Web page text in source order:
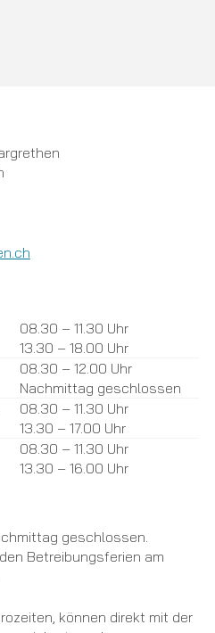
Öffnungszeiten Nachmittag
08.30 – 11.30 Uhr
13.30 – 18.00 Uhr
08.30 – 12.00 Uhr
Nachmittag geschlossen
08.30 – 11.30 Uhr
13.30 – 17.00 Uhr
08.30 – 11.30 Uhr
13.30 – 16.00 Uhr
geschlossen.
Betreibungsferien am
können direkt mit der